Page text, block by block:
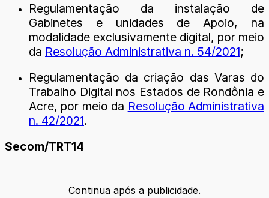
Regulamentação da instalação de
Gabinetes e unidades de Apoio, na
modalidade exclusivamente digital, por meio
da Resolução Administrativa n. 54/2021;
Regulamentação da criação das Varas do
Trabalho Digital nos Estados de Rondônia e
Acre, por meio da Resolução Administrativa
n. 42/2021.
Secom/TRT14
Continua após a publicidade.